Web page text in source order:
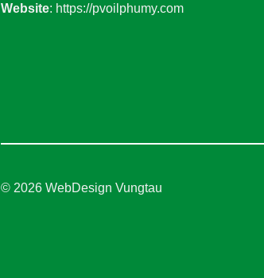
Website: https://pvoilphumy.com
© 2026 WebDesign Vungtau